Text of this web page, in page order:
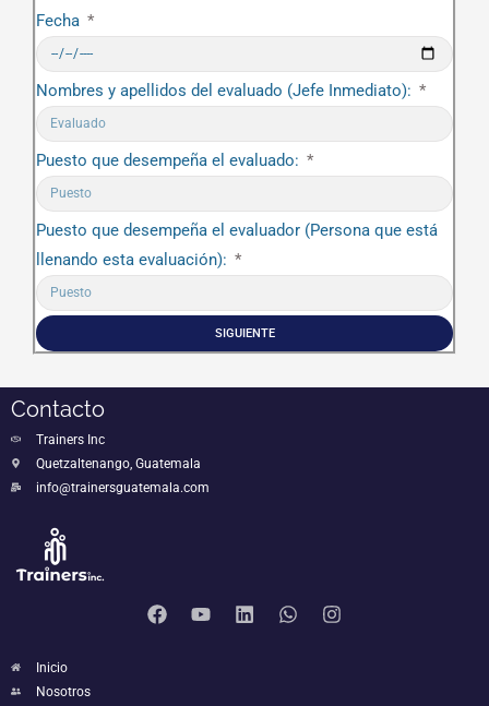
Fecha
Nombres y apellidos del evaluado (Jefe Inmediato):
Puesto que desempeña el evaluado:
Puesto que desempeña el evaluador (Persona que está
llenando esta evaluación):
SIGUIENTE
Contacto
Trainers Inc
Quetzaltenango, Guatemala
info@trainersguatemala.com
Inicio
Nosotros